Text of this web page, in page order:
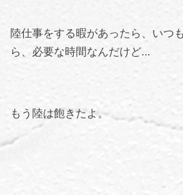
陸仕事をする暇があったら、いつ
ら、必要な時間なんだけど…
もう陸は飽きたよ。